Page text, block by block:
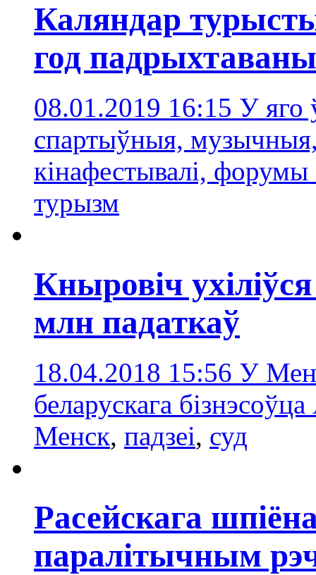
Каляндар
год
08.01.2019 16:15 У яго
спартыўныя,
кінафестывалі, форумы
турызм
Кныровіч
млн падаткаў
18.04.2018 15:56 У
беларускага
Менск, падзеі, суд
Расейскага
паралітычным